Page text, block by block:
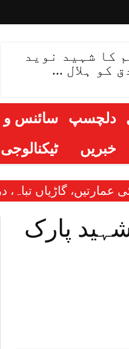
کا شہید نوید
کو ہلال ...
دلچسپ
خبریں
سائنس و
ٹیکنالوجی
درجنوں افراد زخمی
پارک